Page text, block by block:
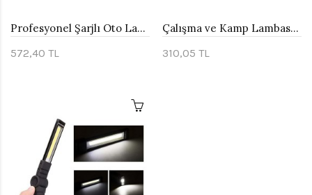
Profesyonel Şarjlı Oto Lambası Wt-293
572,40 TL
Çalışma ve Kamp Lambası Watton Wt-290
310,05 TL